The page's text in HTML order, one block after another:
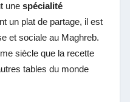
unespécialité
un plat de partage, il est
et sociale au Maghreb.
siècle que la recette
tables du monde